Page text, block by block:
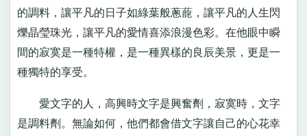
的調料，讓平凡的日子如綠葉般蔥蘢，讓平凡的人生閃
爍晶瑩珠光，讓平凡的愛情喜添浪漫色彩。在他眼中瞬
間的寂寞是一種特權，是一種異樣的良辰美景，更是一
種獨特的享受。
愛文字的人，高興時文字是興奮劑，寂寞時，文字
是調料劑。無論如何，他們都會借文字讓自己的心花幸